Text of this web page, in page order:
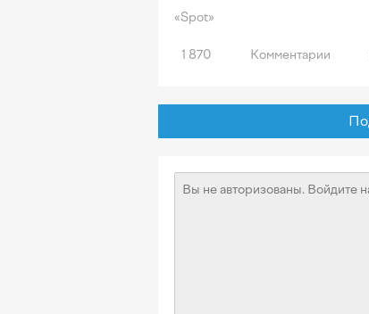
«Spot»
1 870 Комментарии